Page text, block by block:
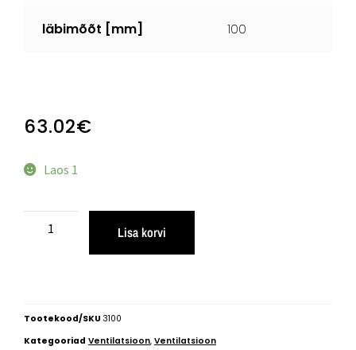
läbimõõt [mm] 100
63.02€
Laos 1
Lisa korvi
Tootekood/SKU 3100
Kategooriad Ventilatsioon, Ventilatsioon